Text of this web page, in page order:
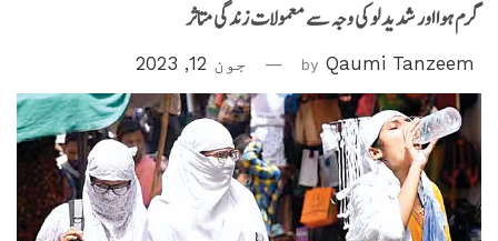
گرم ہوا اور شدید لو کی وجہ سے معمولات زندگی متاثر
by Qaumi Tanzeem جون 12, 2023